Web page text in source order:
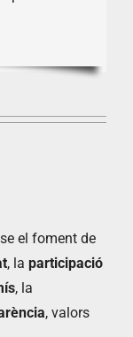
el foment de
, la participació
, la
, valors